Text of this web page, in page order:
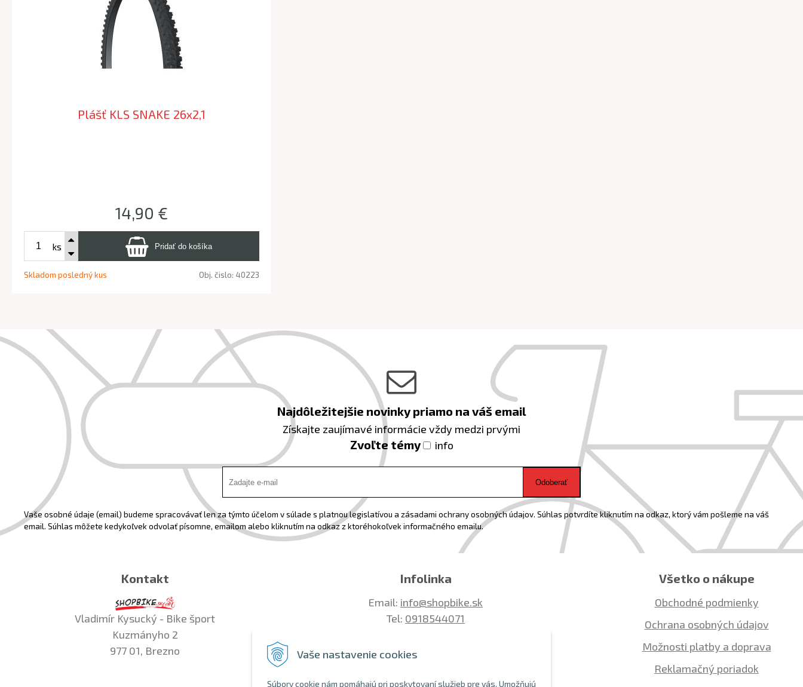
Vaše nastavenie cookies
Súbory cookie nám pomáhajú pri poskytovaní služieb pre vás. Umožňujú
Plášť KLS SNAKE 26x2,1
14,90 €
ks
Skladom posledný kus Obj. čislo: 40223
Najdôležitejšie novinky priamo na váš email
Získajte zaujímavé informácie vždy medzi prvými
Zvoľte témy info
Odoberať
Vaše osobné údaje (email) budeme spracovávať len za týmto účelom v súlade s platnou legislatívou a zásadami ochrany osobných údajov. Súhlas potvrdíte kliknutím na odkaz, ktorý vám pošleme na váš
email. Súhlas môžete kedykoľvek odvolať písomne, emailom alebo kliknutím na odkaz z ktoréhokoľvek informačného emailu.
Kontakt
Vladimír Kysucký - Bike šport
Kuzmányho 2
977 01, Brezno
Infolinka
Email: info@shopbike.sk
Tel: 0918544071
Všetko o nákupe
Obchodné podmienky
Ochrana osobných údajov
Možnosti platby a doprava
Reklamačný poriadok